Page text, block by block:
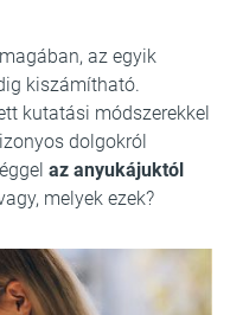
az egyik
kiszámítható.
kutatási módszerekkel
dolgokról
az anyukájuktól
melyek ezek?